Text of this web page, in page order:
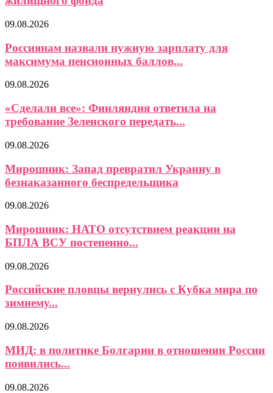
09.08.2026
Россиянам назвали нужную зарплату для
максимума пенсионных баллов...
09.08.2026
«Сделали все»: Финляндия ответила на
требование Зеленского передать...
09.08.2026
Мирошник: Запад превратил Украину в
безнаказанного беспредельщика
09.08.2026
Мирошник: НАТО отсутствием реакции на
БПЛА ВСУ постепенно...
09.08.2026
Российские пловцы вернулись с Кубка мира по
зимнему...
09.08.2026
МИД: в политике Болгарии в отношении России
появились...
09.08.2026